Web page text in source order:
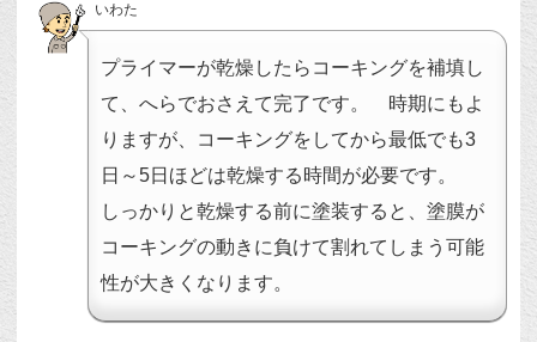
いわた
プライマーが乾燥したらコーキングを補填し
て、へらでおさえて完了です。 時期にもよ
りますが、コーキングをしてから最低でも3
日～5日ほどは乾燥する時間が必要です。
しっかりと乾燥する前に塗装すると、塗膜が
コーキングの動きに負けて割れてしまう可能
性が大きくなります。